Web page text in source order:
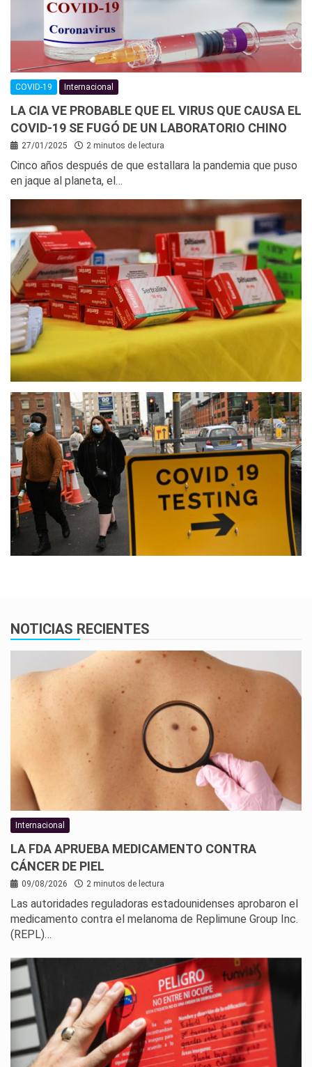
COVID-19 Internacional
LA CIA VE PROBABLE QUE EL VIRUS QUE CAUSA EL
COVID-19 SE FUGÓ DE UN LABORATORIO CHINO
27/01/2025 2 minutos de lectura
Cinco años después de que estallara la pandemia que puso
en jaque al planeta, el…
NOTICIAS RECIENTES
Internacional
LA FDA APRUEBA MEDICAMENTO CONTRA
CÁNCER DE PIEL
09/08/2026 2 minutos de lectura
Las autoridades reguladoras estadounidenses aprobaron el
medicamento contra el melanoma de Replimune Group Inc.
(REPL)…